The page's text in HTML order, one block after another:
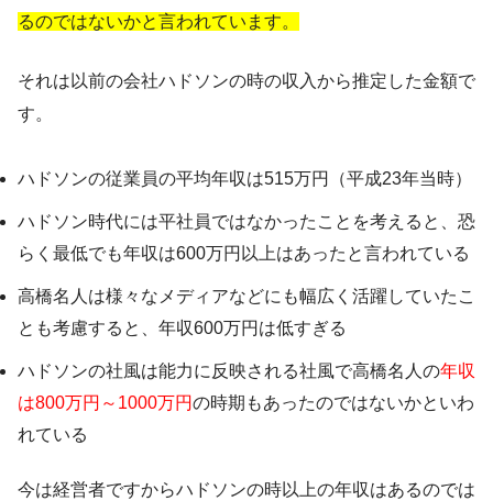
るのではないかと言われています。
それは以前の会社ハドソンの時の収入から推定した金額で
す。
ハドソンの従業員の平均年収は515万円（平成23年当時）
ハドソン時代には平社員ではなかったことを考えると、恐
らく最低でも年収は600万円以上はあったと言われている
高橋名人は様々なメディアなどにも幅広く活躍していたこ
とも考慮すると、年収600万円は低すぎる
ハドソンの社風は能力に反映される社風で高橋名人の年収
は800万円～1000万円の時期もあったのではないかといわ
れている
今は経営者ですからハドソンの時以上の年収はあるのでは